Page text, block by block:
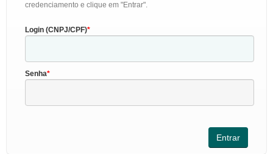
credenciamento e clique em "Entrar".
Login (CNPJ/CPF)
Senha